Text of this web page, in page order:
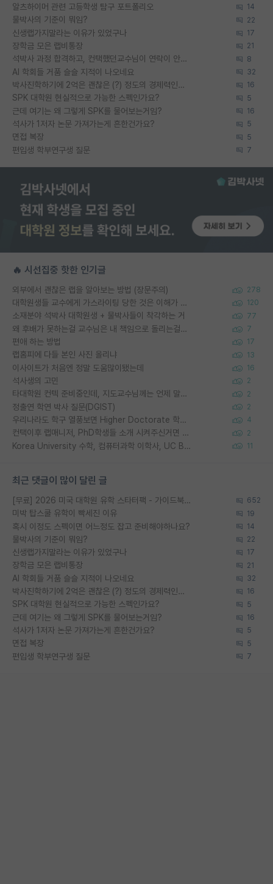
알츠하이머 관련 고등학생 탐구 포트폴리오 14
물박사의 기준이 뭐임? 22
신생랩가지말라는 이유가 있었구나 17
장학금 모은 랩비통장 21
석박사 과정 합격하고, 컨택했던교수님이 연락이 안됩니다... 8
AI 학회들 거품 슬슬 지적이 나오네요 32
박사진학하기에 2억은 괜찮은 (?) 정도의 경제력인가요 16
SPK 대학원 현실적으로 가능한 스펙인가요? 5
근데 여기는 왜 그렇게 SPK를 물어보는거임? 16
석사가 1저자 논문 가져가는게 흔한건가요? 5
면접 복장 5
편입생 학부연구생 질문 7
🔥 시선집중 핫한 인기글
외부에서 괜찮은 랩을 알아보는 방법 (장문주의) 278
대학원생들 교수에게 가스라이팅 당한 것은 이해가 갑니다. 안타깝네요. 120
소재분야 석박사 대학원생 + 물박사들이 착각하는 거 77
왜 후배가 못하는걸 교수님은 내 책임으로 돌리는걸까요? 7
편애 하는 방법 17
랩홈피에 다들 본인 사진 올리냐 13
이사이트가 처음엔 정말 도움많이됐는데 16
석사생의 고민 2
타대학원 컨텍 준비중인데, 지도교수님께는 언제 말씀드려야 할까요? 2
정출연 학연 박사 질문(DGIST) 2
우리나라도 학구 열풍보면 Higher Doctorate 학위가 필요하다고 봅니다. 4
컨택이후 랩매니저, PhD학생들 소개 시켜주신거면 거의 컨펌에 가깝나요? 2
Korea University 수학, 컴퓨터과학 이학사, UC Berkeley 산업공학 대학원 공학박사가 되는 것은 쉽지 않겠죠? 11
최근 댓글이 많이 달린 글
[무료] 2026 미국 대학원 유학 스타터팩 - 가이드북 & 합격자 컨택메일 템플릿 652
미박 탑스쿨 유학이 빡세진 이유 19
혹시 이정도 스펙이면 어느정도 잡고 준비해야하나요? 14
물박사의 기준이 뭐임? 22
신생랩가지말라는 이유가 있었구나 17
장학금 모은 랩비통장 21
AI 학회들 거품 슬슬 지적이 나오네요 32
박사진학하기에 2억은 괜찮은 (?) 정도의 경제력인가요 16
SPK 대학원 현실적으로 가능한 스펙인가요? 5
근데 여기는 왜 그렇게 SPK를 물어보는거임? 16
석사가 1저자 논문 가져가는게 흔한건가요? 5
면접 복장 5
편입생 학부연구생 질문 7